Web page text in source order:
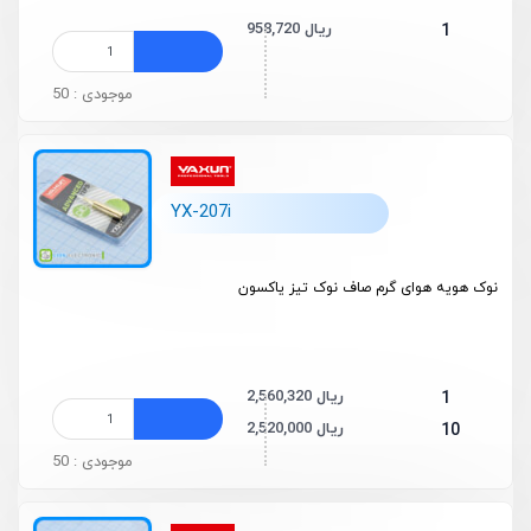
1 958,720 ریال
موجودی : 50
YX-207i
نوک هویه هوای گرم صاف نوک تیز یاکسون
1 2,560,320 ریال
10
2,520,000 ریال
موجودی : 50